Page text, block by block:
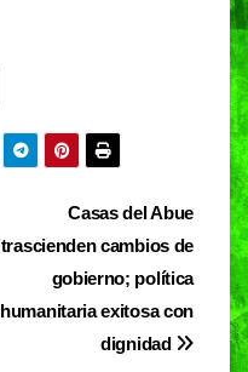
in
t
Casas del Abue
trascienden cambios de
gobierno; política
humanitaria exitosa con
dignidad